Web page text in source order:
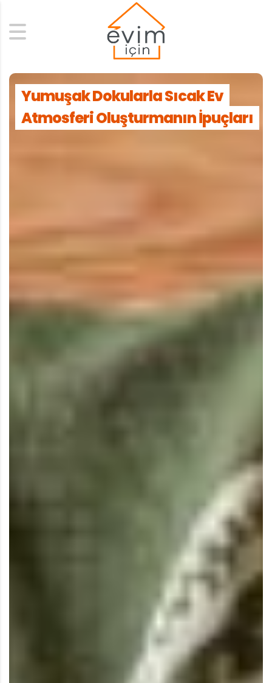
Search
Yumuşak Dokularla Sıcak Ev
Atmosferi Oluşturmanın İpuçları